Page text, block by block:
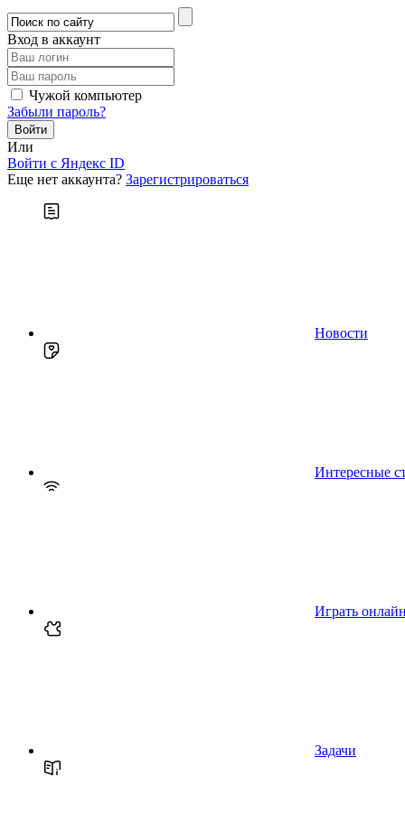
Вход в аккаунт
Чужой компьютер
Забыли пароль?
Или
Войти c Яндекс ID
Еще нет аккаунта? Зарегистрироваться
Новости
Интересные
Играть онлайн
Задачи